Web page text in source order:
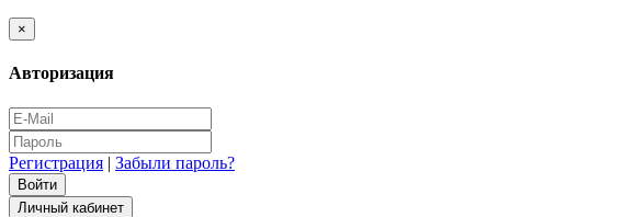
×
Авторизация
Регистрация | Забыли пароль?
Личный кабинет